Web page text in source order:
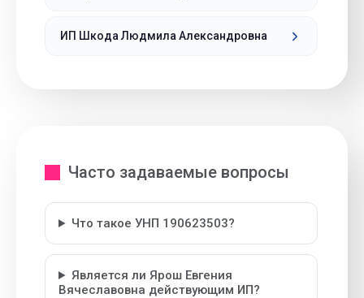
ИП Шкода Людмила Александровна
Часто задаваемые вопросы
Что такое УНП 190623503?
Является ли Ярош Евгения
Вячеславовна действующим ИП?